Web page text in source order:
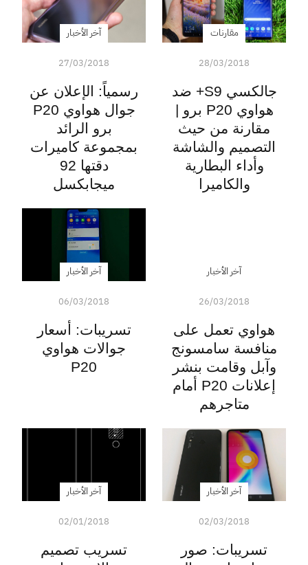
مقارنات
28/03/2018
جالكسي S9+ ضد
هواوي P20 برو |
مقارنة من حيث
التصميم والشاشة
وأداء البطارية
والكاميرا
آخر الأخبار
27/03/2018
رسمياً: الإعلان عن
جوال هواوي P20
برو الرائد
بمجموعة كاميرات
دقتها 92
ميجابكسل
آخر الأخبار
26/03/2018
هواوي تعمل على
منافسة سامسونج
وآبل وقامت بنشر
إعلانات P20 أمام
متاجرهم
آخر الأخبار
06/03/2018
تسريبات: أسعار
جوالات هواوي
P20
آخر الأخبار
02/03/2018
تسريبات: صور
آخر الأخبار
02/01/2018
تسريب تصميم